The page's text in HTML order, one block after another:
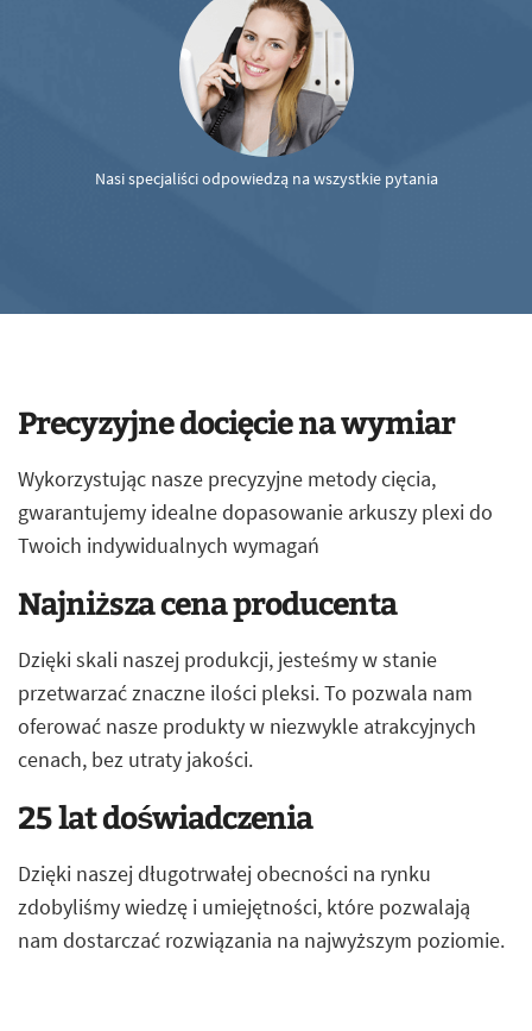
Nasi specjaliści odpowiedzą na wszystkie pytania
Precyzyjne docięcie na wymiar
Wykorzystując nasze precyzyjne metody cięcia,
gwarantujemy idealne dopasowanie arkuszy plexi do
Twoich indywidualnych wymagań
Najniższa cena producenta
Dzięki skali naszej produkcji, jesteśmy w stanie
przetwarzać znaczne ilości pleksi. To pozwala nam
oferować nasze produkty w niezwykle atrakcyjnych
cenach, bez utraty jakości.
25 lat doświadczenia
Dzięki naszej długotrwałej obecności na rynku
zdobyliśmy wiedzę i umiejętności, które pozwalają
nam dostarczać rozwiązania na najwyższym poziomie.